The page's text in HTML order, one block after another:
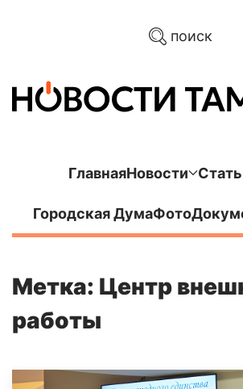
поиск
ГлавнаяНовости
Городская ДумаФото
Метка: Центр
работы